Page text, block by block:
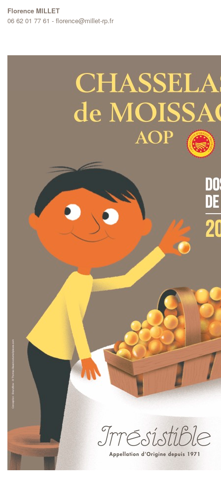
Florence MILLET
06 62 01 77 61 - florence@millet-rp.fr